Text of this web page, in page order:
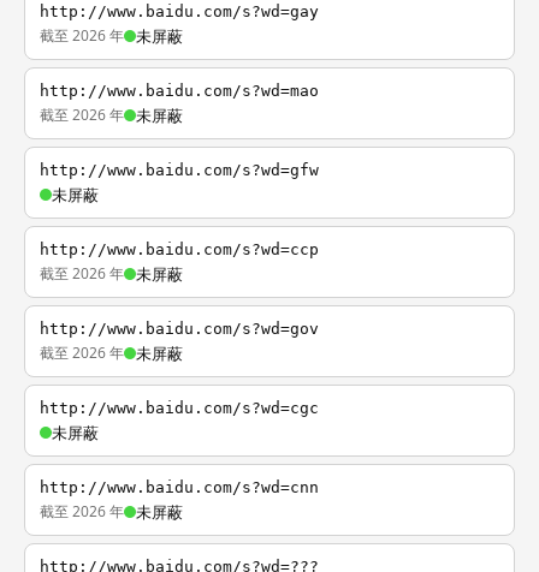
http://www.baidu.com/s?wd=gay
截至 2026 年 未屏蔽
http://www.baidu.com/s?wd=mao
截至 2026 年 未屏蔽
http://www.baidu.com/s?wd=gfw
未屏蔽
http://www.baidu.com/s?wd=ccp
截至 2026 年 未屏蔽
http://www.baidu.com/s?wd=gov
截至 2026 年 未屏蔽
http://www.baidu.com/s?wd=cgc
未屏蔽
http://www.baidu.com/s?wd=cnn
截至 2026 年 未屏蔽
http://www.baidu.com/s?wd=???